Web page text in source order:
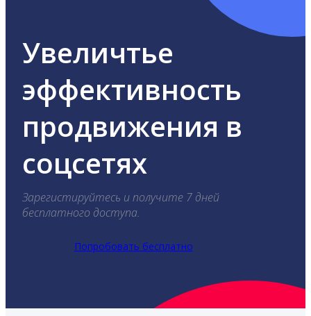
Увеличтье
эффективность
продвижения в
соцсетях
Зарегистируйтесь и получите 7 дней
бесплатного доступа.
Попробовать бесплатно